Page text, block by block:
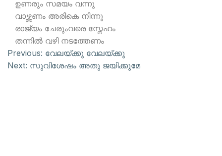
ഉണരും സമയം വന്നു
വാഴ്ത്തണം അരികെ നിന്നു
രാജ്യം ചേരുംവരെ സ്നേഹം
തന്നില്‍ വഴി നടത്തേണം
Previous: വേലയ്ക്കു വേലയ്ക്കു
Next: സുവിശേഷം അതു ജയിക്കുമേ